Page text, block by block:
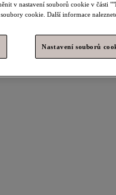
v nastavení souborů cookie v části
cookie. Další informace
Nastavení souborů